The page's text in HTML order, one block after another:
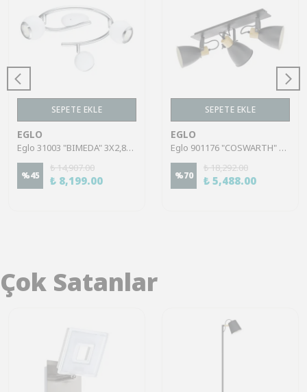
SEPETE EKLE
EGLO
Eglo 31003 "BIMEDA" 3X2,8W Çelik Beyaz, Krom Sıva Üstü Spot
%45
₺ 14,907.00
₺ 8,199.00
SEPETE EKLE
EGLO
Eglo 901176 "COSWARTH" 3X40W Çelik, Ahşap Antrasit, Krem-Beyaz, Kahverengi Sıva Üstü Spot
%70
₺ 18,292.00
₺ 5,488.00
Çok Satanlar